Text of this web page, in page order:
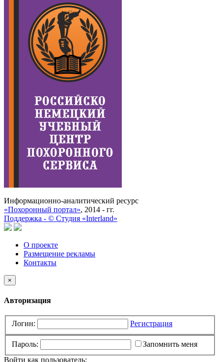
Информационно-аналитический ресурс
«Похоронный портал», 2014 - гг.
Поддержка - © Cтудия «Interland»
О проекте
Размещение рекламы
Контакты
×
Авторизация
Логин: Регистрация
Пароль:
Запомнить меня
Войти как пользователь: